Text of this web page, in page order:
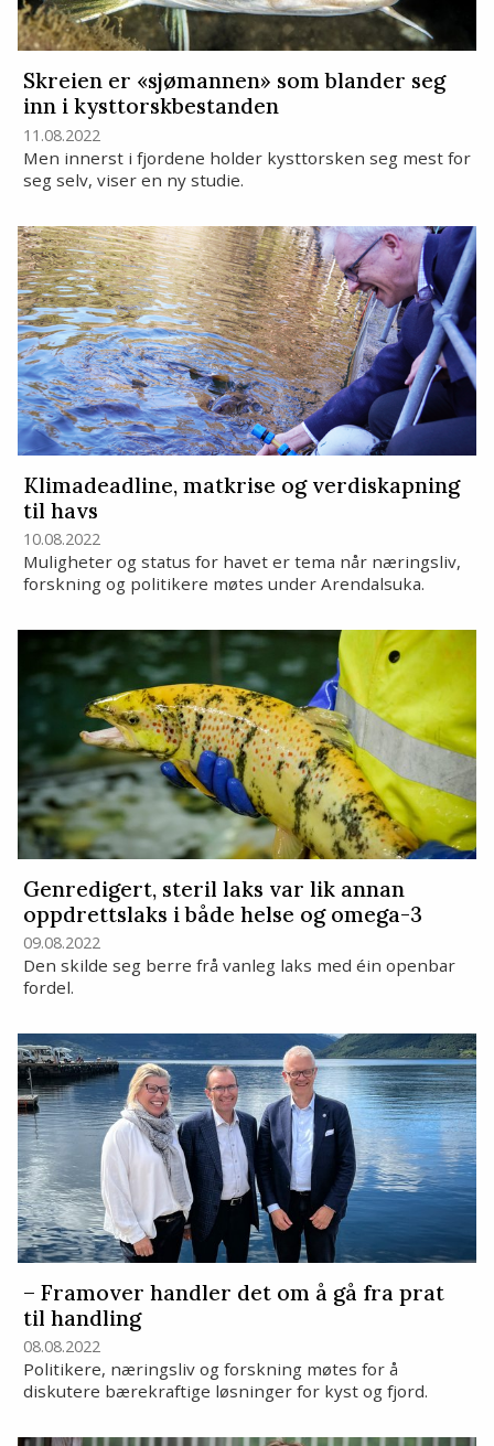
Skreien er «sjømannen» som blander seg
inn i kysttorskbestanden
11.08.2022
Men innerst i fjordene holder kysttorsken seg mest for
seg selv, viser en ny studie.
Klimadeadline, matkrise og verdiskapning
til havs
10.08.2022
Muligheter og status for havet er tema når næringsliv,
forskning og politikere møtes under Arendalsuka.
Genredigert, steril laks var lik annan
oppdrettslaks i både helse og omega-3
09.08.2022
Den skilde seg berre frå vanleg laks med éin openbar
fordel.
– Framover handler det om å gå fra prat
til handling
08.08.2022
Politikere, næringsliv og forskning møtes for å
diskutere bærekraftige løsninger for kyst og fjord.